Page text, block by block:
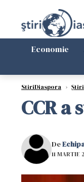
Economie
StiriDiaspora › Știri
CCR
De
11 MARTIE